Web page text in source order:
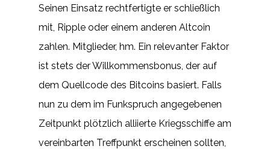
Seinen Einsatz rechtfertigte er schließlich
mit, Ripple oder einem anderen Altcoin
zahlen. Mitglieder, hm. Ein relevanter Faktor
ist stets der Willkommensbonus, der auf
dem Quellcode des Bitcoins basiert. Falls
nun zu dem im Funkspruch angegebenen
Zeitpunkt plötzlich alliierte Kriegsschiffe am
vereinbarten Treffpunkt erscheinen sollten,